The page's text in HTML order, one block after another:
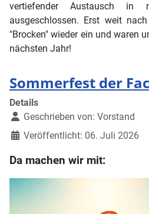
vertiefender Austausch in
ausgeschlossen. Erst weit
"Brocken" wieder ein und waren
nächsten Jahr!
Sommerfest der
Details
Geschrieben von: Vorstand
Veröffentlicht: 06. Juli 2026
Da machen wir mit: